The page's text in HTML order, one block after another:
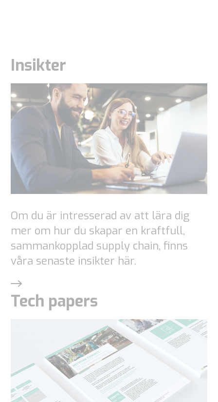
Insikter
Om du är intresserad av att lära dig
mer om hur du skapar en kraftfull,
sammankopplad supply chain, finns
våra senaste insikter här.
Tech papers